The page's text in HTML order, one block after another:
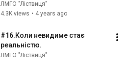
ЛМГО "Ліствиця"
4.3K views • 4 years ago
#16.Коли невидиме стає
реальністю.
ЛМГО "Ліствиця"